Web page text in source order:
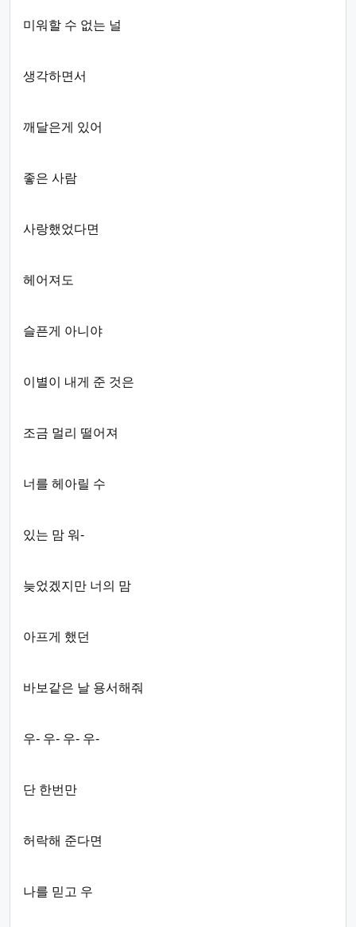
미워할 수 없는 널
생각하면서
깨달은게 있어
좋은 사람
사랑했었다면
헤어져도
슬픈게 아니야
이별이 내게 준 것은
조금 멀리 떨어져
너를 헤아릴 수
있는 맘 워-
늦었겠지만 너의 맘
아프게 했던
바보같은 날 용서해줘
우- 우- 우- 우-
단 한번만
허락해 준다면
나를 믿고 우